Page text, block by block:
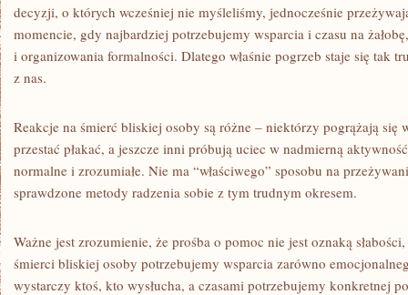
decyzji, o których wcześniej nie myśleliśmy, jednocześnie
momencie, gdy najbardziej potrzebujemy wsparcia i czasu na
i organizowania formalności. Dlatego właśnie pogrzeb staje się tak
z nas.
Reakcje na śmierć bliskiej osoby są różne – niektórzy pogrążają
przestać płakać, a jeszcze inni próbują uciec w nadmierną
normalne i zrozumiałe. Nie ma “właściwego” sposobu na
sprawdzone metody radzenia sobie z tym trudnym okresem.
Ważne jest zrozumienie, że prośba o pomoc nie jest oznaką
śmierci bliskiej osoby potrzebujemy wsparcia zarówno
wystarczy ktoś, kto wysłucha, a czasami potrzebujemy konkretnej